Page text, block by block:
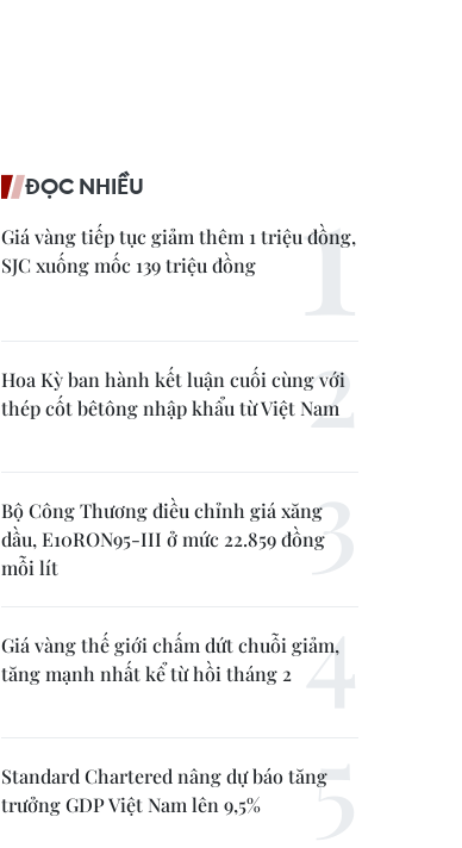
ĐỌC NHIỀU
Giá vàng tiếp tục giảm thêm 1 triệu đồng,
SJC xuống mốc 139 triệu đồng
Hoa Kỳ ban hành kết luận cuối cùng với
thép cốt bêtông nhập khẩu từ Việt Nam
Bộ Công Thương điều chỉnh giá xăng
dầu, E10RON95-III ở mức 22.859 đồng
mỗi lít
Giá vàng thế giới chấm dứt chuỗi giảm,
tăng mạnh nhất kể từ hồi tháng 2
Standard Chartered nâng dự báo tăng
trưởng GDP Việt Nam lên 9,5%